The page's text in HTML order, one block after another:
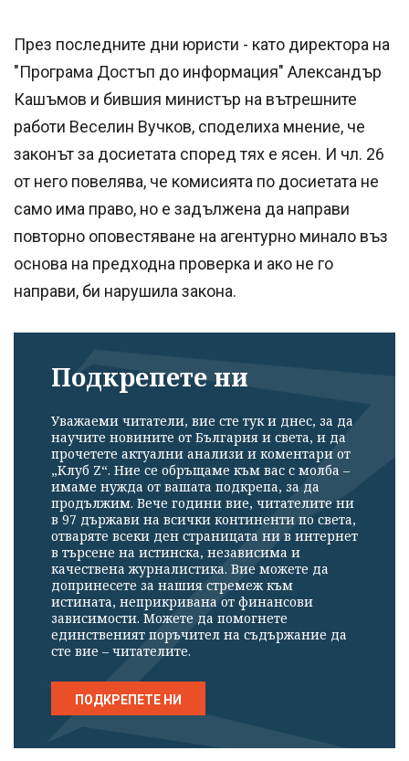
През последните дни юристи - като директора на
"Програма Достъп до информация" Александър
Кашъмов и бившия министър на вътрешните
работи Веселин Вучков, споделиха мнение, че
законът за досиетата според тях е ясен. И чл. 26
от него повелява, че комисията по досиетата не
само има право, но е задължена да направи
повторно оповестяване на агентурно минало въз
основа на предходна проверка и ако не го
направи, би нарушила закона.
Подкрепете ни
Уважаеми читатели, вие сте тук и днес, за да
научите новините от България и света, и да
прочетете актуални анализи и коментари от
„Клуб Z“. Ние се обръщаме към вас с молба –
имаме нужда от вашата подкрепа, за да
продължим. Вече години вие, читателите ни
в 97 държави на всички континенти по света,
отваряте всеки ден страницата ни в интернет
в търсене на истинска, независима и
качествена журналистика. Вие можете да
допринесете за нашия стремеж към
истината, неприкривана от финансови
зависимости. Можете да помогнете
единственият поръчител на съдържание да
сте вие – читателите.
ПОДКРЕПЕТЕ НИ